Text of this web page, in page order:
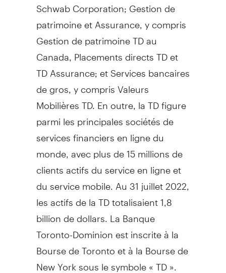
Schwab Corporation; Gestion de
patrimoine et Assurance, y compris
Gestion de patrimoine TD au
Canada, Placements directs TD et
TD Assurance; et Services bancaires
de gros, y compris Valeurs
Mobilières TD. En outre, la TD figure
parmi les principales sociétés de
services financiers en ligne du
monde, avec plus de 15 millions de
clients actifs du service en ligne et
du service mobile. Au 31 juillet 2022,
les actifs de la TD totalisaient 1,8
billion de dollars. La Banque
Toronto-Dominion est inscrite à la
Bourse de Toronto et à la Bourse de
New York sous le symbole « TD ».